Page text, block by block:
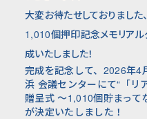
大変お待たせしておりました
1,010個押印記念メモリアル
成いたしました！
完成を記念して、2026年
浜 会議センターにて“「リ
贈呈式 ～1,010個貯まって
が決定いたしました！